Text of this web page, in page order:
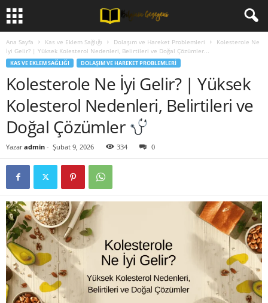
Ana Sayfa Kas ve Eklem Sağlığı Dolaşım ve Hareket Problemleri
Kolesterole Ne
İyi Gelir? | Yüksek Kolesterol Nedenleri, Belirtileri ve Doğal Çözümler...
KAS VE EKLEM SAĞLIĞI DOLAŞIM VE HAREKET PROBLEMLERI
Kolesterole Ne İyi Gelir? | Yüksek
Kolesterol Nedenleri, Belirtileri ve
Doğal Çözümler
Yazar admin - Şubat 9, 2026 334 0